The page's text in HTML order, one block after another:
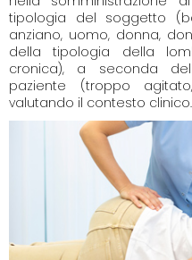
tipologia del soggetto
anziano, uomo, donna,
della tipologia della
cronica), a seconda
paziente (troppo
valutando il contesto clinico.